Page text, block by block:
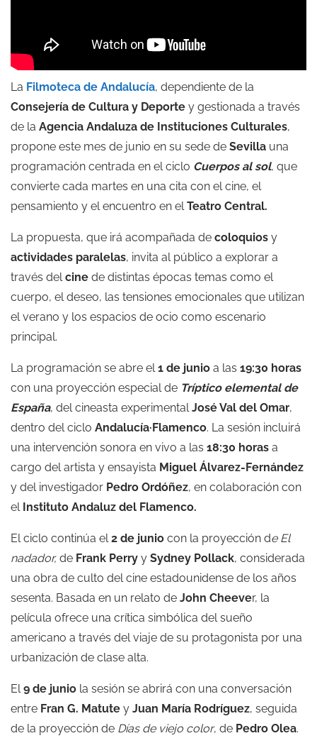
La Filmoteca de Andalucía, dependiente de la
Consejería de Cultura y Deporte y gestionada a través
de la Agencia Andaluza de Instituciones Culturales,
propone este mes de junio en su sede de Sevilla una
programación centrada en el ciclo Cuerpos al sol, que
convierte cada martes en una cita con el cine, el
pensamiento y el encuentro en el Teatro Central.
La propuesta, que irá acompañada de coloquios y
actividades paralelas, invita al público a explorar a
través delcine de distintas épocas temas como el
cuerpo, el deseo, las tensiones emocionales que utilizan
el verano y los espacios de ocio como escenario
principal.
La programación se abre el1 de junio a las 19:30 horas
con una proyección especial de Tríptico elemental de
España, del cineasta experimentalJosé Val del Omar,
dentro del ciclo Andalucía·Flamenco. La sesión incluirá
una intervención sonora en vivo a las 18:30 horas a
cargo del artista y ensayista Miguel Álvarez-Fernández
y del investigador Pedro Ordóñez, en colaboración con
elInstituto Andaluz del Flamenco.
El ciclo continúa el2 de junio con la proyección de El
nadador, de Frank Perry y Sydney Pollack, considerada
una obra de culto del cine estadounidense de los años
sesenta. Basada en un relato de John Cheever, la
película ofrece una crítica simbólica del sueño
americano a través del viaje de su protagonista por una
urbanización de clase alta.
El9 de junio la sesión se abrirá con una conversación
entre Fran G. Matute y Juan María Rodríguez, seguida
de la proyección de Días de viejo color, de Pedro Olea.